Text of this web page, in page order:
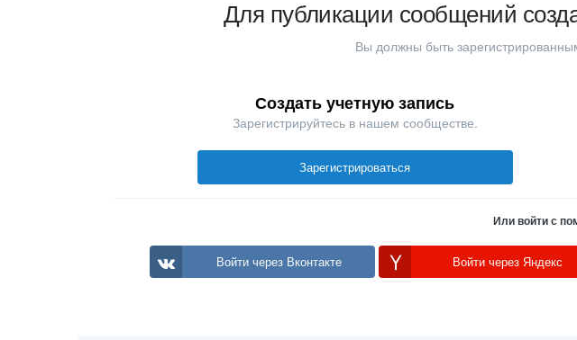
Для публикации сообщений
Вы должны быть
Создать учетную запись
Зарегистрируйтесь в нашем сообществе.
Зарегистрироваться
Или войти с
Войти через Вконтакте Войти через Яндекс